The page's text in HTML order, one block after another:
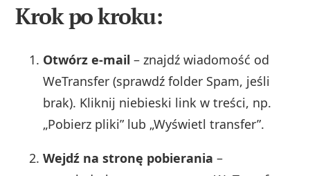
Krok po kroku:
Otwórz e-mail – znajdź wiadomość od
WeTransfer (sprawdź folder Spam, jeśli
brak). Kliknij niebieski link w treści, np.
„Pobierz pliki” lub „Wyświetl transfer”.
Wejdź na stronę pobierania –